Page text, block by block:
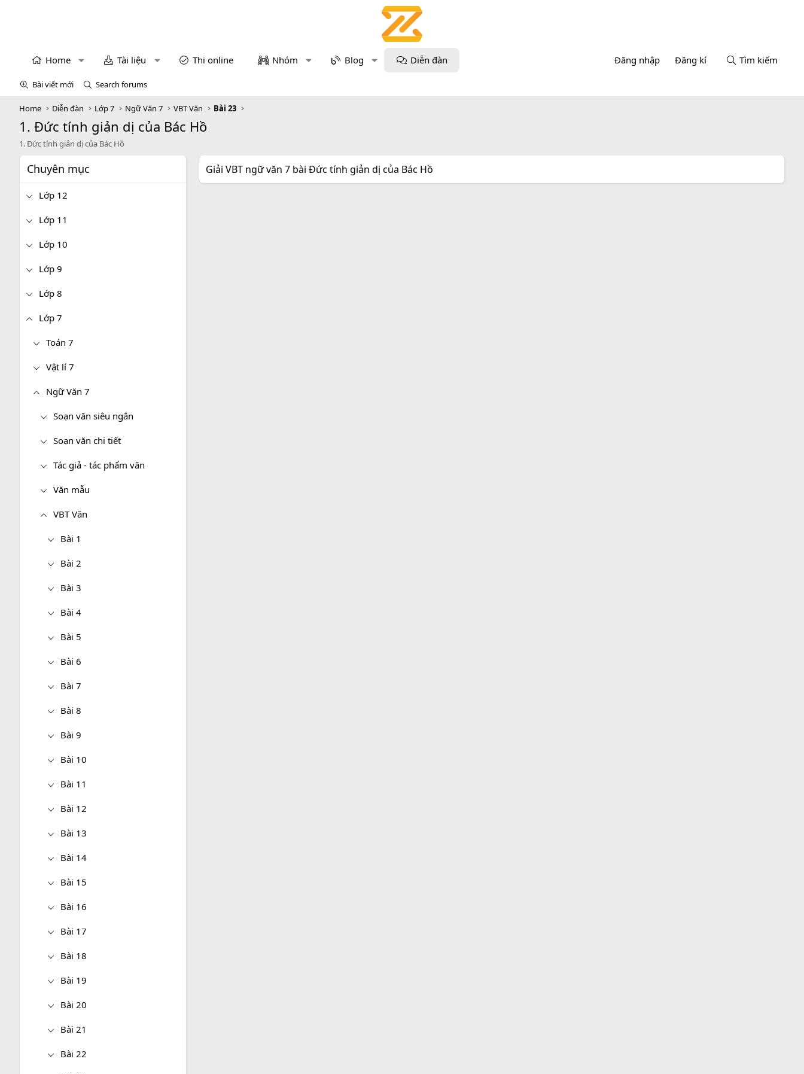
Home Tài liệu Thi online Nhóm Blog Diễn đàn Đăng nhập Đăng kí Tìm kiếm
Bài viết mới Search forums
Home Diễn đàn Lớp 7 Ngữ Văn 7 VBT Văn Bài 23
1. Đức tính giản dị của Bác Hồ
1. Đức tính giản dị của Bác Hồ
Chuyên mục
Lớp 12
Lớp 11
Lớp 10
Lớp 9
Lớp 8
Lớp 7
Toán 7
Vật lí 7
Ngữ Văn 7
Soạn văn siêu ngắn
Soạn văn chi tiết
Tác giả - tác phẩm văn
Văn mẫu
VBT Văn
Bài 1
Bài 2
Bài 3
Bài 4
Bài 5
Bài 6
Bài 7
Bài 8
Bài 9
Bài 10
Bài 11
Bài 12
Bài 13
Bài 14
Bài 15
Bài 16
Bài 17
Bài 18
Bài 19
Bài 20
Bài 21
Bài 22
Giải VBT ngữ văn 7 bài Đức tính giản dị của Bác Hồ